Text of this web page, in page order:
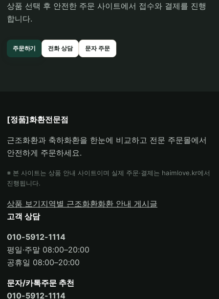
상품 선택 후 안전한 주문 사이트에서 접수와 결제를 진행
합니다.
주문하기 전화 상담 문자 주문
[정품]화환전문점
근조화환과 축하화환을 한눈에 비교하고 전문 주문몰에서
안전하게 주문하세요.
※ 본 사이트는 상품 안내 사이트이며 실제 주문·결제는 haimlove.kr에서
진행됩니다.
상품 보기지역별 근조화환화환 안내 게시글
고객 상담
010-5912-1114
평일·주말 08:00–20:00
공휴일 08:00–20:00
문자/카톡주문 추천
010-5912-1114